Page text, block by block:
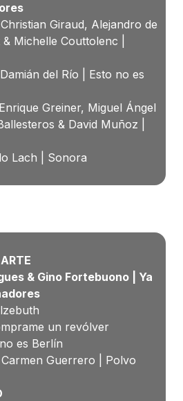
Giraud, Alejandro de
Michelle Couttolenc |
del Río | Esto no es
Greiner, Miguel Ángel
& David Muñoz |
Lach | Sonora
& Gino Fortebuono | Ya
un revólver
es Berlín
Guerrero | Polvo